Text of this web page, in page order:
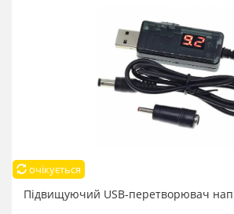
очікується
Підвищуючий USB-перетворювач